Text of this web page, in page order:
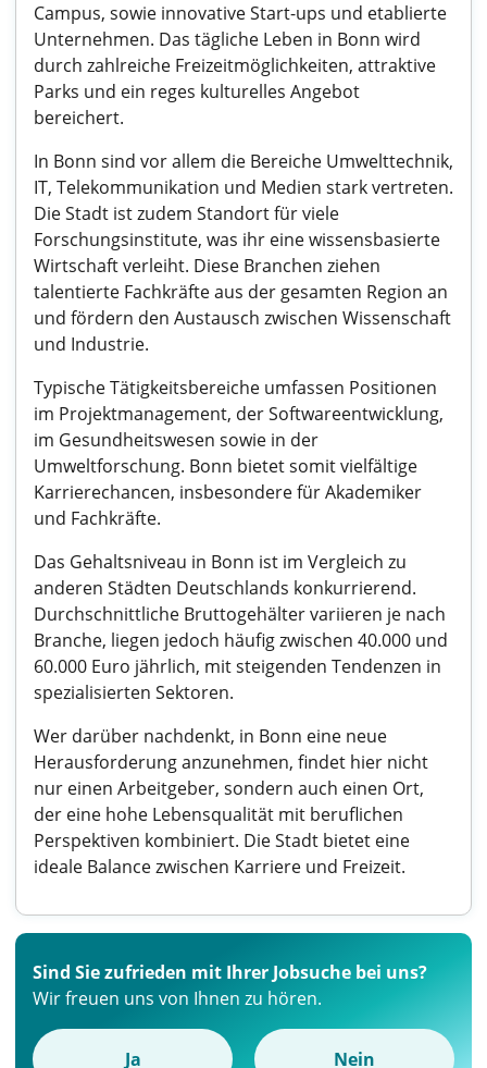
Campus, sowie innovative Start-ups und etablierte
Unternehmen. Das tägliche Leben in Bonn wird
durch zahlreiche Freizeitmöglichkeiten, attraktive
Parks und ein reges kulturelles Angebot
bereichert.
In Bonn sind vor allem die Bereiche Umwelttechnik,
IT, Telekommunikation und Medien stark vertreten.
Die Stadt ist zudem Standort für viele
Forschungsinstitute, was ihr eine wissensbasierte
Wirtschaft verleiht. Diese Branchen ziehen
talentierte Fachkräfte aus der gesamten Region an
und fördern den Austausch zwischen Wissenschaft
und Industrie.
Typische Tätigkeitsbereiche umfassen Positionen
im Projektmanagement, der Softwareentwicklung,
im Gesundheitswesen sowie in der
Umweltforschung. Bonn bietet somit vielfältige
Karrierechancen, insbesondere für Akademiker
und Fachkräfte.
Das Gehaltsniveau in Bonn ist im Vergleich zu
anderen Städten Deutschlands konkurrierend.
Durchschnittliche Bruttogehälter variieren je nach
Branche, liegen jedoch häufig zwischen 40.000 und
60.000 Euro jährlich, mit steigenden Tendenzen in
spezialisierten Sektoren.
Wer darüber nachdenkt, in Bonn eine neue
Herausforderung anzunehmen, findet hier nicht
nur einen Arbeitgeber, sondern auch einen Ort,
der eine hohe Lebensqualität mit beruflichen
Perspektiven kombiniert. Die Stadt bietet eine
ideale Balance zwischen Karriere und Freizeit.
Sind Sie zufrieden mit Ihrer Jobsuche bei uns?
Wir freuen uns von Ihnen zu hören.
Ja Nein